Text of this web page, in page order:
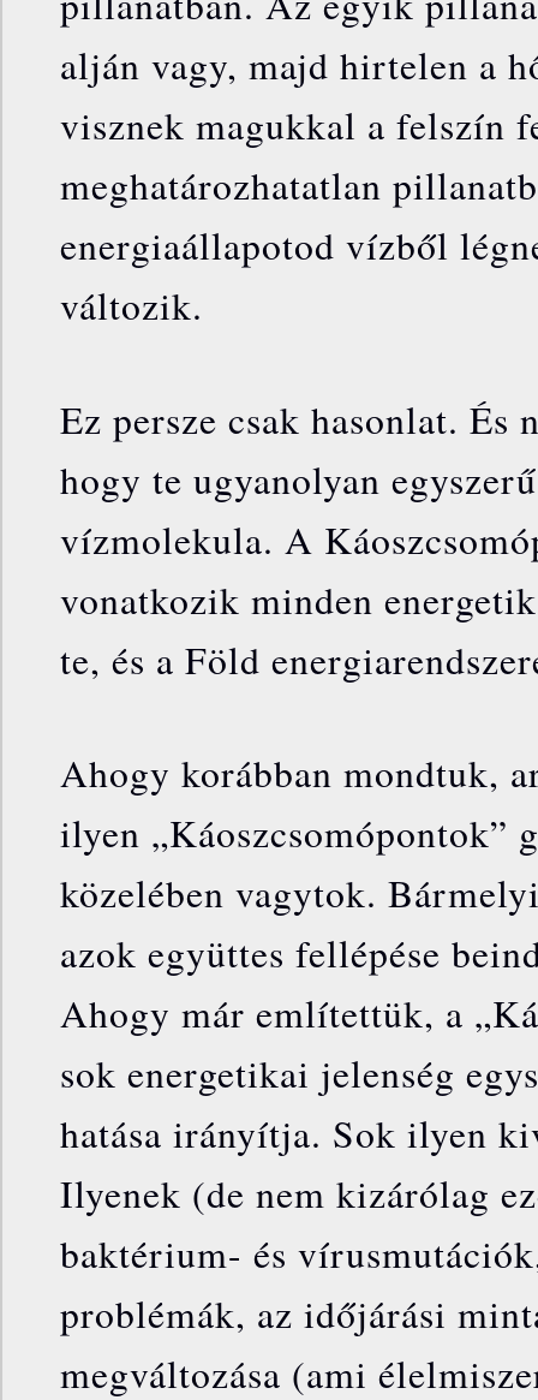
alján vagy, majd hirtelen a
visznek magukkal a felszín
meghatározhatatlan
energiaállapotod vízből
változik.
Ez persze csak hasonlat. És
hogy te ugyanolyan
vízmolekula. A
vonatkozik minden
te, és a Föld
Ahogy korábban mondtuk,
ilyen „Káoszcsomópontok”
közelében vagytok.
azok együttes fellépése
Ahogy már említettük, a
sok energetikai jelenség
hatása irányítja. Sok ilyen
Ilyenek (de nem kizárólag
baktérium- és
problémák, az időjárási
megváltozása (ami